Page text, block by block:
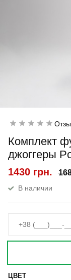
Комплект
джоггеры
1430 грн.
В наличии
ЦВЕТ